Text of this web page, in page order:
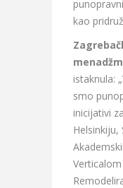
kao
istaknula:
smo
inicijativi
Helsinkiju,